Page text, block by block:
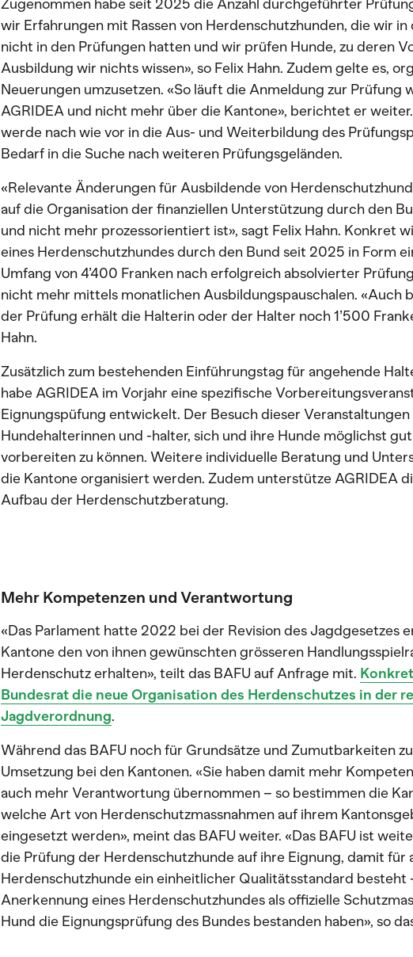
Zugenommen habe seit 2025 die Anzahl durchgeführter
wir Erfahrungen mit Rassen von Herdenschutzhunden, die wir
nicht in den Prüfungen hatten und wir prüfen Hunde, zu deren
Ausbildung wir nichts wissen», so Felix Hahn. Zudem gelte es,
Neuerungen umzusetzen. «So läuft die Anmeldung zur Prüfung
AGRIDEA und nicht mehr über die Kantone», berichtet er
werde nach wie vor in die Aus- und Weiterbildung des
Bedarf in die Suche nach weiteren Prüfungsgeländen.
«Relevante Änderungen für Ausbildende von
auf die Organisation der finanziellen Unterstützung durch den
und nicht mehr prozessorientiert ist», sagt Felix Hahn. Konkret
eines Herdenschutzhundes durch den Bund seit 2025 in Form
Umfang von 4’400 Franken nach erfolgreich absolvierter
nicht mehr mittels monatlichen Ausbildungspauschalen. «Auch
der Prüfung erhält die Halterin oder der Halter noch 1’500
Hahn.
Zusätzlich zum bestehenden Einführungstag für angehende
habe AGRIDEA im Vorjahr eine spezifische
Eignungspüfung entwickelt. Der Besuch dieser
Hundehalterinnen und -halter, sich und ihre Hunde möglichst
vorbereiten zu können. Weitere individuelle Beratung und
die Kantone organisiert werden. Zudem unterstütze AGRIDEA
Aufbau der Herdenschutzberatung.
Mehr Kompetenzen und Verantwortung
«Das Parlament hatte 2022 bei der Revision des Jagdgesetzes
Kantone den von ihnen gewünschten grösseren
Herdenschutz erhalten», teilt das BAFU auf Anfrage mit.
Bundesrat die neue Organisation des Herdenschutzes in der
Jagdverordnung.
Während das BAFU noch für Grundsätze und Zumutbarkeiten
Umsetzung bei den Kantonen. «Sie haben damit mehr
auch mehr Verantwortung übernommen – so bestimmen die
welche Art von Herdenschutzmassnahmen auf ihrem
eingesetzt werden», meint das BAFU weiter. «Das BAFU ist
die Prüfung der Herdenschutzhunde auf ihre Eignung, damit für
Herdenschutzhunde ein einheitlicher Qualitätsstandard besteht
Anerkennung eines Herdenschutzhundes als offizielle
Hund die Eignungsprüfung des Bundes bestanden haben», so